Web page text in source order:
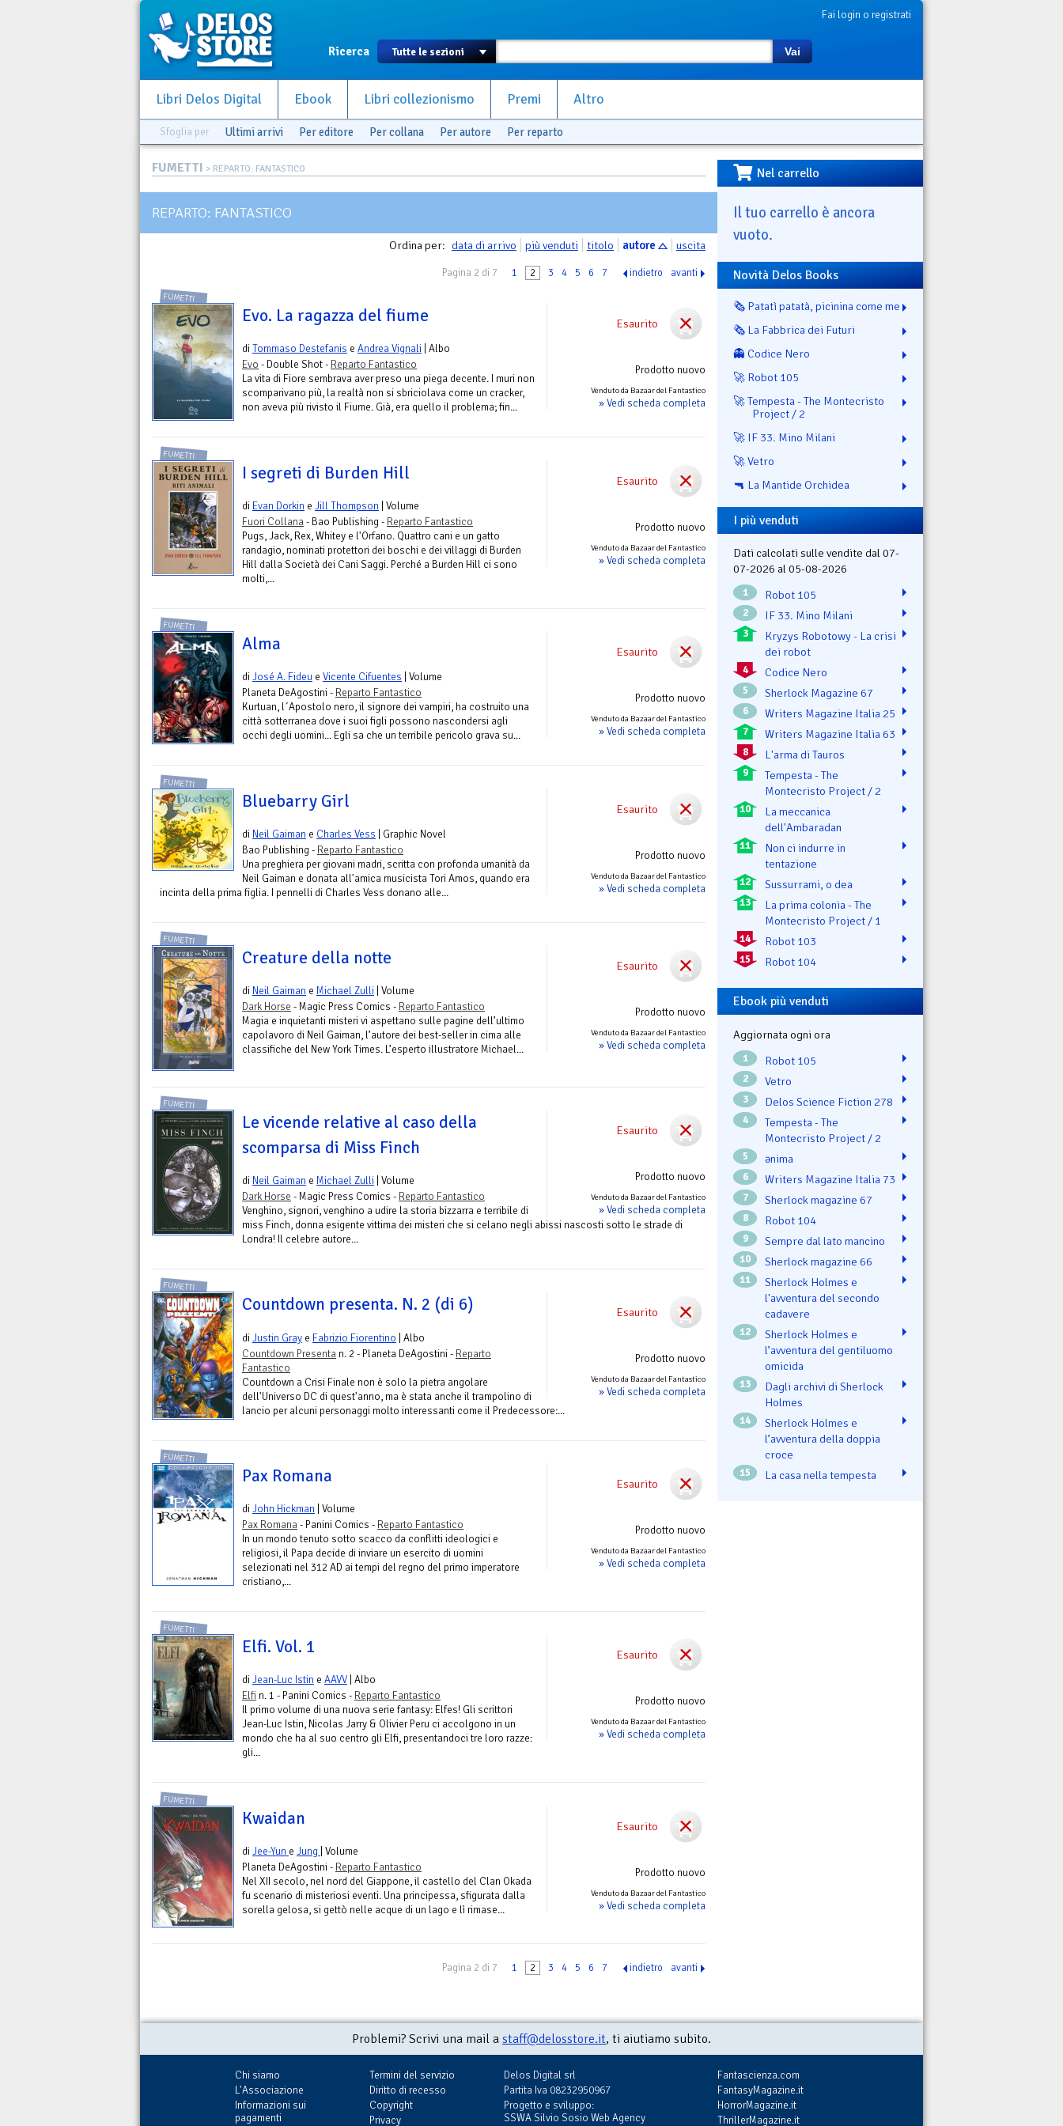
Fai login o registrati
Ricerca Vai
Libri Delos Digital Ebook Libri collezionismo Premi Altro
Sfoglia per Ultimi arrivi Per editore Per collana Per autore Per reparto
FUMETTI > REPARTO: FANTASTICO
REPARTO: FANTASTICO
Ordina per: data di arrivo più venduti titolo autore uscita
Pagina 2 di 7 1 2 3 4 5 6 7 indietro avanti
Esaurito
Prodotto nuovo
Venduto da Bazaar del Fantastico
» Vedi scheda completa
FUMETTI
Evo. La ragazza del fiume
diTommaso Destefanis e Andrea Vignali | Albo
Evo - Double Shot - Reparto Fantastico
La vita di Fiore sembrava aver preso una piega decente. I muri non
scomparivano più, la realtà non si sbriciolava come un cracker,
non aveva più rivisto il Fiume. Già, era quello il problema; fin...
Esaurito
Prodotto nuovo
Venduto da Bazaar del Fantastico
» Vedi scheda completa
FUMETTI
I segreti di Burden Hill
di Evan Dorkin e Jill Thompson | Volume
Fuori Collana- Bao Publishing - Reparto Fantastico
Pugs, Jack, Rex, Whitey e l'Orfano. Quattro cani e un gatto
randagio, nominati protettori dei boschi e dei villaggi di Burden
Hill dalla Società dei Cani Saggi. Perché a Burden Hill ci sono
molti,...
Esaurito
Prodotto nuovo
Venduto da Bazaar del Fantastico
» Vedi scheda completa
FUMETTI
Alma
diJosé A. Fideu e Vicente Cifuentes | Volume
Planeta DeAgostini - Reparto Fantastico
Kurtuan, l´Apostolo nero, il signore dei vampiri, ha costruito una
città sotterranea dove i suoi figli possono nascondersi agli
occhi degli uomini... Egli sa che un terribile pericolo grava su...
Esaurito
Prodotto nuovo
Venduto da Bazaar del Fantastico
» Vedi scheda completa
FUMETTI
Bluebarry Girl
di Neil Gaiman e Charles Vess | Graphic Novel
Bao Publishing - Reparto Fantastico
Una preghiera per giovani madri, scritta con profonda umanità da
Neil Gaiman e donata all'amica musicista Tori Amos, quando era
incinta della prima figlia. I pennelli di Charles Vess donano alle...
Esaurito
Prodotto nuovo
Venduto da Bazaar del Fantastico
» Vedi scheda completa
FUMETTI
Creature della notte
di Neil Gaiman e Michael Zulli | Volume
Dark Horse - Magic Press Comics - Reparto Fantastico
Magia e inquietanti misteri vi aspettano sulle pagine dell’ultimo
capolavoro di Neil Gaiman, l’autore dei best-seller in cima alle
classifiche del New York Times. L’esperto illustratore Michael...
Esaurito
Prodotto nuovo
Venduto da Bazaar del Fantastico
» Vedi scheda completa
FUMETTI
Le vicende relative al caso della
scomparsa di Miss Finch
di Neil Gaiman e Michael Zulli | Volume
Dark Horse - Magic Press Comics - Reparto Fantastico
Venghino, signori, venghino a udire la storia bizzarra e terribile di
miss Finch, donna esigente vittima dei misteri che si celano negli abissi nascosti sotto le strade di
Londra! Il celebre autore...
Esaurito
Prodotto nuovo
Venduto da Bazaar del Fantastico
» Vedi scheda completa
FUMETTI
Countdown presenta. N. 2 (di 6)
diJustin Gray e Fabrizio Fiorentino | Albo
Countdown Presenta n. 2 - Planeta DeAgostini - Reparto
Fantastico
Countdown a Crisi Finale non è solo la pietra angolare
dell'Universo DC di quest'anno, ma è stata anche il trampolino di
lancio per alcuni personaggi molto interessanti come il Predecessore:...
Esaurito
Prodotto nuovo
Venduto da Bazaar del Fantastico
» Vedi scheda completa
FUMETTI
Pax Romana
diJohn Hickman | Volume
Pax Romana- Panini Comics - Reparto Fantastico
In un mondo tenuto sotto scacco da conflitti ideologici e
religiosi, il Papa decide di inviare un esercito di uomini
selezionati nel 312 AD ai tempi del regno del primo imperatore
cristiano,...
Esaurito
Prodotto nuovo
Venduto da Bazaar del Fantastico
» Vedi scheda completa
FUMETTI
Elfi. Vol. 1
diJean-Luc Istin e AAVV | Albo
Elfi n. 1 - Panini Comics - Reparto Fantastico
Il primo volume di una nuova serie fantasy: Elfes! Gli scrittori
Jean-Luc Istin, Nicolas Jarry & Olivier Peru ci accolgono in un
mondo che ha al suo centro gli Elfi, presentandoci tre loro razze:
gli...
Esaurito
Prodotto nuovo
Venduto da Bazaar del Fantastico
» Vedi scheda completa
FUMETTI
Kwaidan
diJee-Yun e Jung | Volume
Planeta DeAgostini - Reparto Fantastico
Nel XII secolo, nel nord del Giappone, il castello del Clan Okada
fu scenario di misteriosi eventi. Una principessa, sfigurata dalla
sorella gelosa, si gettò nelle acque di un lago e lì rimase...
Pagina 2 di 7 1 2 3 4 5 6 7 indietro avanti
Nel carrello
Il tuo carrello è ancora
vuoto.
Novità Delos Books
🗞️ Patatì patatà, picinina come me
🗞️ La Fabbrica dei Futuri
👻 Codice Nero
🚀 Robot 105
🚀 Tempesta - The Montecristo
Project / 2
🚀 IF 33. Mino Milani
🚀 Vetro
🔫 La Mantide Orchidea
I più venduti
Dati calcolati sulle vendite dal 07-
07-2026 al 05-08-2026
1 Robot 105
2 IF 33. Mino Milani
3
Kryzys Robotowy - La crisi
dei robot
4 Codice Nero
5 Sherlock Magazine 67
6 Writers Magazine Italia 25
7 Writers Magazine Italia 63
8 L'arma di Tauros
9
Tempesta - The
Montecristo Project / 2
10
La meccanica
dell'Ambaradan
11
Non ci indurre in
tentazione
12 Sussurrami, o dea
13
La prima colonia - The
Montecristo Project / 1
14 Robot 103
15 Robot 104
Ebook più venduti
Aggiornata ogni ora
1 Robot 105
2 Vetro
3 Delos Science Fiction 278
4
Tempesta - The
Montecristo Project / 2
5 ənima
6 Writers Magazine Italia 73
7 Sherlock magazine 67
8 Robot 104
9 Sempre dal lato mancino
10 Sherlock magazine 66
11
Sherlock Holmes e
l'avventura del secondo
cadavere
12
Sherlock Holmes e
l’avventura del gentiluomo
omicida
13
Dagli archivi di Sherlock
Holmes
14
Sherlock Holmes e
l’avventura della doppia
croce
15 La casa nella tempesta
Problemi? Scrivi una mail a staff@delosstore.it, ti aiutiamo subito.
Chi siamo
L'Associazione
Informazioni sui
pagamenti
Termini del servizio
Diritto di recesso
Copyright
Privacy
Delos Digital srl
Partita Iva 08232950967
Progetto e sviluppo:
SSWA Silvio Sosio Web Agency
Fantascienza.com
FantasyMagazine.it
HorrorMagazine.it
ThrillerMagazine.it